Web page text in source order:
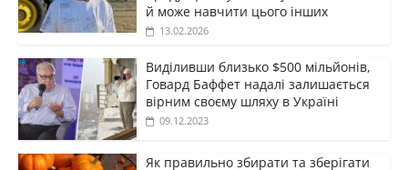
й може навчити цього інших
13.02.2026
Виділивши близько $500 мільйонів,
Говард Баффет надалі залишається
вірним своєму шляху в Україні
09.12.2023
Як правильно збирати та зберігати